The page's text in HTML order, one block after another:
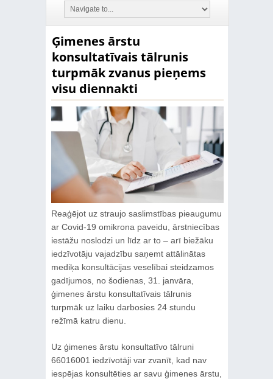
Ģimenes ārstu
konsultatīvais tālrunis
turpmāk zvanus pieņems
visu diennakti
Reaģējot uz straujo saslimstības pieaugumu
ar Covid-19 omikrona paveidu, ārstniecības
iestāžu noslodzi un līdz ar to – arī biežāku
iedzīvotāju vajadzību saņemt attālinātas
mediķa konsultācijas veselībai steidzamos
gadījumos, no šodienas, 31. janvāra,
ģimenes ārstu konsultatīvais tālrunis
turpmāk uz laiku darbosies 24 stundu
režīmā katru dienu.
Uz ģimenes ārstu konsultatīvo tālruni
66016001 iedzīvotāji var zvanīt, kad nav
iespējas konsultēties ar savu ģimenes ārstu,